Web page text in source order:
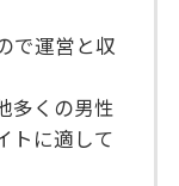
で運営と収
多くの男性
トに適して